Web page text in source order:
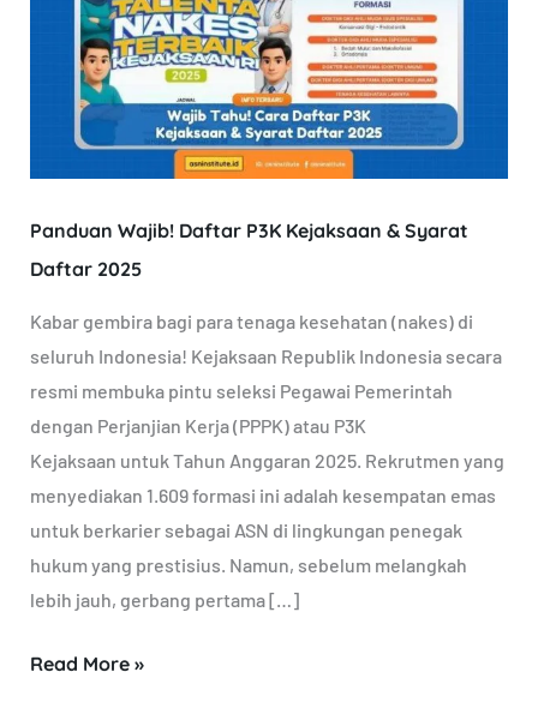
Panduan Wajib! Daftar P3K Kejaksaan & Syarat
Daftar 2025
Kabar gembira bagi para tenaga kesehatan (nakes) di
seluruh Indonesia! Kejaksaan Republik Indonesia secara
resmi membuka pintu seleksi Pegawai Pemerintah
dengan Perjanjian Kerja (PPPK) atau P3K
Kejaksaan untuk Tahun Anggaran 2025. Rekrutmen yang
menyediakan 1.609 formasi ini adalah kesempatan emas
untuk berkarier sebagai ASN di lingkungan penegak
hukum yang prestisius. Namun, sebelum melangkah
lebih jauh, gerbang pertama […]
Daftar
Kejaksaan
2025
Read More »